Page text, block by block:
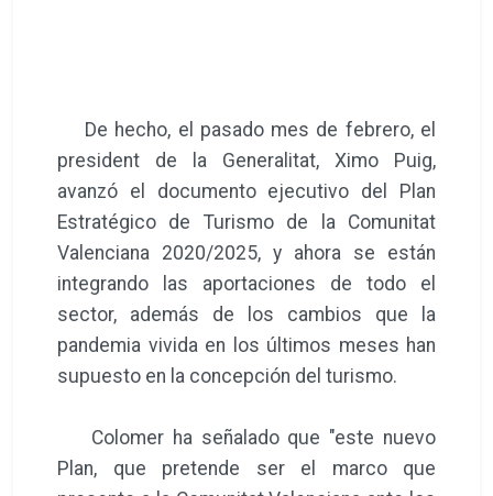
De hecho, el pasado mes de febrero, el
president de la Generalitat, Ximo Puig,
avanzó el documento ejecutivo del Plan
Estratégico de Turismo de la Comunitat
Valenciana 2020/2025, y ahora se están
integrando las aportaciones de todo el
sector, además de los cambios que la
pandemia vivida en los últimos meses han
supuesto en la concepción del turismo.
Colomer ha señalado que "este nuevo
Plan, que pretende ser el marco que